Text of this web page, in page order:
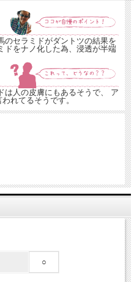
のセラミドがダントツの結果を
ドをナノ化した為、浸透が半端
人の皮膚にもあるそうで、 ア
れてるそうです。
○